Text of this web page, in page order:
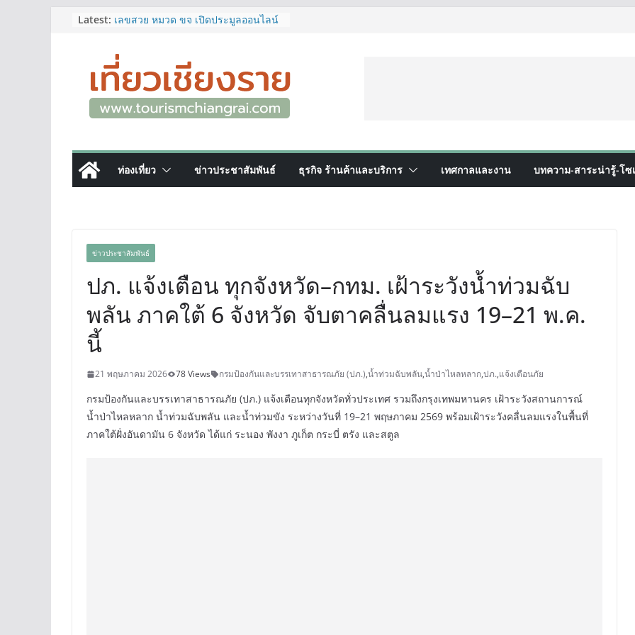
Latest: เลขสวย หมวด ขจ เปิดประมูลออนไลน์
3 พิกัด ที่เที่ยวชมงานเทศกาลโล้ชิงช้า
จ.เชียงราย ที่ไม่ควรพลาด!
12–16 ส.ค.นี้ เตรียมพบกับมหกรรมสุด
ยิ่งใหญ่แห่งปี “อุตสาหกรรมแฟร์ ล้านนา
ตะวันออก 2026”
ยกระดับตลาดสด 100 ปี สู่พิพิธภัณฑ์
ศิลปะมีชีวิต หนุนเศรษฐกิจสร้างสรรค์
และการท่องเที่ยวของเมือง
ททท.สำนักงานเชียงราย ชวนเที่ยว
พิเศษ! ทันที
ท่องเที่ยว ข่าวประชาสัมพันธ์ ธุรกิจ ร้านค้าและบริการ เทศกาลและงาน บทความ-สาระน่ารู้-โซ
ข่าวประชาสัมพันธ์
ปภ. แจ้งเตือน ทุกจังหวัด–กทม. เฝ้าระวังน้ำท่วมฉับ
พลัน ภาคใต้ 6 จังหวัด จับตาคลื่นลมแรง 19–21 พ.ค.
นี้
21 พฤษภาคม 2026 78 Views กรมป้องกันและบรรเทาสาธารณภัย (ปภ.),น้ำท่วมฉับพลัน,น้ำป่าไหลหลาก,ปภ.,แจ้งเตือนภัย
กรมป้องกันและบรรเทาสาธารณภัย (ปภ.) แจ้งเตือนทุกจังหวัดทั่วประเทศ รวมถึงกรุงเทพมหานคร เฝ้าระวังสถานการณ์
น้ำป่าไหลหลาก น้ำท่วมฉับพลัน และน้ำท่วมขัง ระหว่างวันที่ 19–21 พฤษภาคม 2569 พร้อมเฝ้าระวังคลื่นลมแรงในพื้นที่
ภาคใต้ฝั่งอันดามัน 6 จังหวัด ได้แก่ ระนอง พังงา ภูเก็ต กระบี่ ตรัง และสตูล